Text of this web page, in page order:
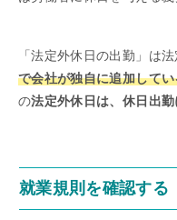
「法定外休日の出勤」は
で会社が独自に追加して
の法定外休日は、休日出
就業規則を確認する